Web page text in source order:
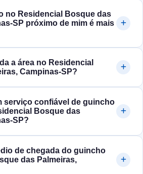
no Residencial Bosque das
próximo de mim é mais
a área no Residencial
Campinas‑SP?
serviço confiável de guincho
Bosque das
de chegada do guincho
das Palmeiras,